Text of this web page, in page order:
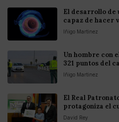
El desarrollo de
capaz de hacer
Iñigo Martinez
Un hombre con
321 puntos del
Iñigo Martinez
El Real
protagoniza el
David Rey